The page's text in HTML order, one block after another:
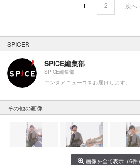
1 2 次へ
SPICER
SPICE編集部
SPICE編集部
エンタメニュースをお届けします。
その他の画像
画像を全て表示（6件）